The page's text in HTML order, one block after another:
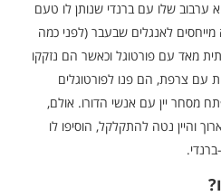
ערבוב שלו עם ברנדי שנותן לו טעם
לאנגלים שבעבר (לפני כמה
מאד עם פורטוגל וכאשר הם נזקקו
עם צרפת, הם פנו לפורטוגלים
מסחר יין עם אנשי הדורו. אולם,
והיין נטה להתקלקל, הוסיפו לו